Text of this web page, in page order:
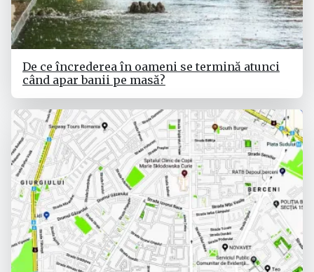
De ce încrederea în oameni se termină atunci
când apar banii pe masă?